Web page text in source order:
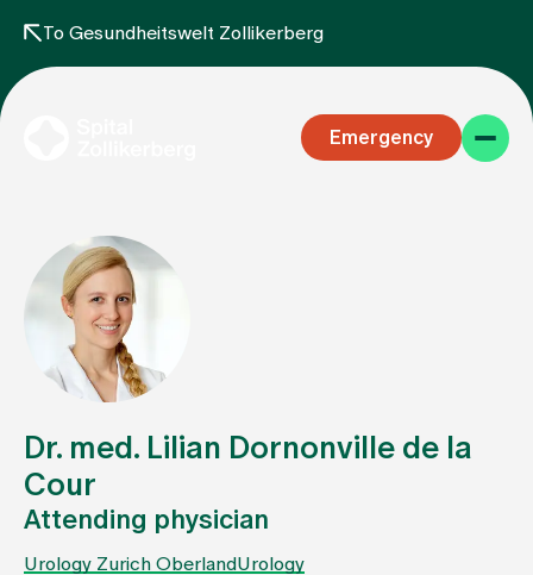
To Gesundheitswelt Zollikerberg
Emergency
Specialist areas
Stay
Team
Dr. med. Lilian Dornonville de la
Cour
Attending physician
Urology Zurich OberlandUrology